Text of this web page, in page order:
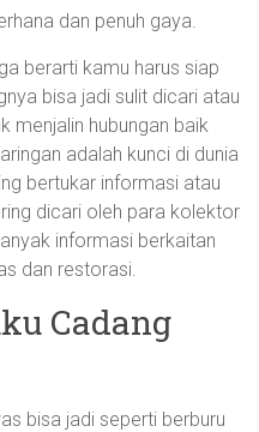
dan penuh gaya.
berarti kamu harus siap
bisa jadi sulit dicari atau
menjalin hubungan baik
adalah kunci di dunia
bertukar informasi atau
dicari oleh para kolektor
informasi berkaitan
dan restorasi.
Cadang
bisa jadi seperti berburu